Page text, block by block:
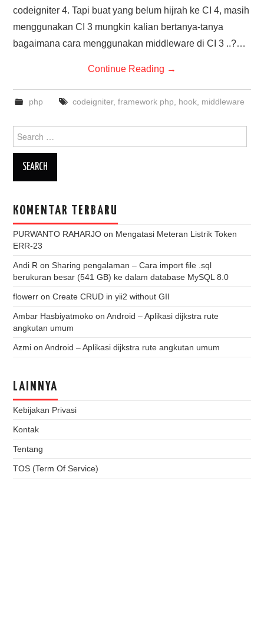
codeigniter 4. Tapi buat yang belum hijrah ke CI 4, masih
menggunakan CI 3 mungkin kalian bertanya-tanya
bagaimana cara menggunakan middleware di CI 3 ..?…
Continue Reading →
php codeigniter, framework php hook, middleware
for:
KOMENTAR TERBARU
PURWANTO RAHARJO on Mengatasi Meteran Listrik Token
ERR-23
Andi R onSharing pengalaman – Cara import file .sql
berukuran besar (541 GB) ke dalam database MySQL 8.0
flowerr onCreate CRUD in yii2 without GII
Ambar Hasbiyatmoko onAndroid – Aplikasi dijkstra rute
angkutan umum
Azmi onAndroid – Aplikasi dijkstra rute angkutan umum
LAINNYA
Kebijakan Privasi
Kontak
Tentang
TOS (Term Of Service)